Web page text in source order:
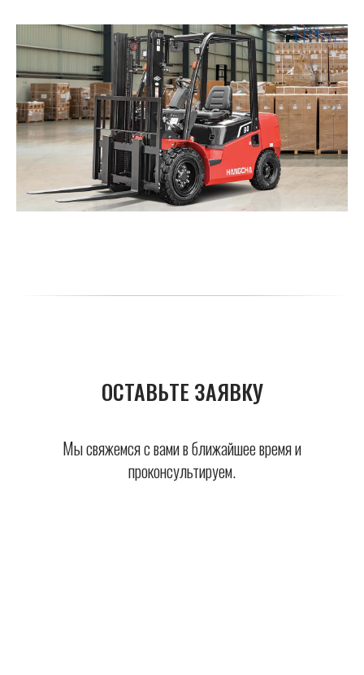
ОСТАВЬТЕ ЗАЯВКУ
Мы свяжемся с вами в ближайшее время и
проконсультируем.